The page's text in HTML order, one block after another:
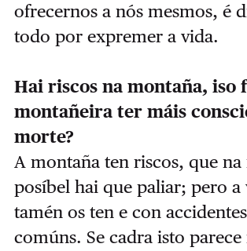
ofrecernos a nós mesmos, é
todo por expremer a vida.
Hai riscos na montaña, iso
montañeira ter máis
morte?
A montaña ten riscos, que
posíbel hai que paliar; pero a
tamén os ten e con
comúns. Se cadra isto